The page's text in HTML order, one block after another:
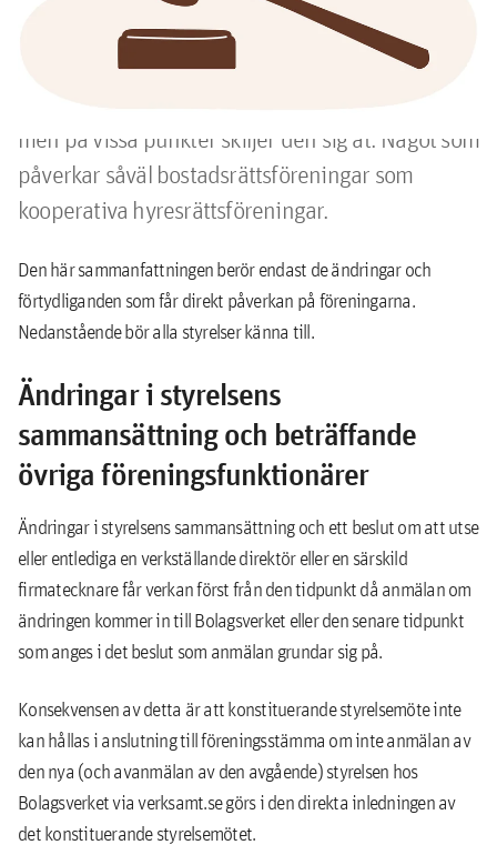
Har du koll på lagen om ekonomiska föreningar
som kom den första juli 2018? I mångt och
men på vissa punkter skiljer den sig åt. Något som
påverkar såväl bostadsrättsföreningar som
kooperativa hyresrättsföreningar.
Den här sammanfattningen berör endast de ändringar och
förtydliganden som får direkt påverkan på föreningarna.
Nedanstående bör alla styrelser känna till.
Ändringar i styrelsens
sammansättning och beträffande
övriga föreningsfunktionärer
Ändringar i styrelsens sammansättning och ett beslut om att utse
eller entlediga en verkställande direktör eller en särskild
firmatecknare får verkan först från den tidpunkt då anmälan om
ändringen kommer in till Bolagsverket eller den senare tidpunkt
som anges i det beslut som anmälan grundar sig på.
Konsekvensen av detta är att konstituerande styrelsemöte inte
kan hållas i anslutning till föreningsstämma om inte anmälan av
den nya (och avanmälan av den avgående) styrelsen hos
Bolagsverket via verksamt.se görs i den direkta inledningen av
det konstituerande styrelsemötet.